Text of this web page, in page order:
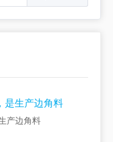
是生产边角料
产边角料